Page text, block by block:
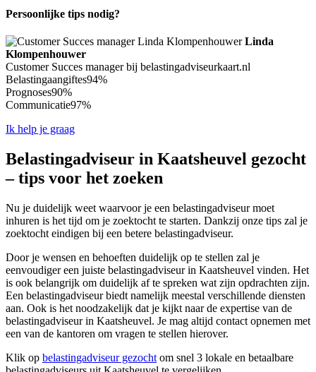
Persoonlijke tips nodig?
Linda
Klompenhouwer
Customer Succes manager bij belastingadviseurkaart.nl
Belastingaangiftes94%
Prognoses90%
Communicatie97%
Ik help je graag
Belastingadviseur in Kaatsheuvel gezocht
– tips voor het zoeken
Nu je duidelijk weet waarvoor je een belastingadviseur moet
inhuren is het tijd om je zoektocht te starten. Dankzij onze tips zal je
zoektocht eindigen bij een betere belastingadviseur.
Door je wensen en behoeften duidelijk op te stellen zal je
eenvoudiger een juiste belastingadviseur in Kaatsheuvel vinden. Het
is ook belangrijk om duidelijk af te spreken wat zijn opdrachten zijn.
Een belastingadviseur biedt namelijk meestal verschillende diensten
aan. Ook is het noodzakelijk dat je kijkt naar de expertise van de
belastingadviseur in Kaatsheuvel. Je mag altijd contact opnemen met
een van de kantoren om vragen te stellen hierover.
Klik op belastingadviseur gezocht om snel 3 lokale en betaalbare